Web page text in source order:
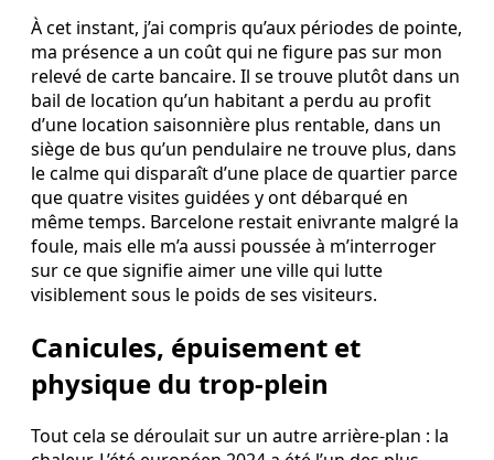
À cet instant, j’ai compris qu’aux périodes de pointe,
ma présence a un coût qui ne figure pas sur mon
relevé de carte bancaire. Il se trouve plutôt dans un
bail de location qu’un habitant a perdu au profit
d’une location saisonnière plus rentable, dans un
siège de bus qu’un pendulaire ne trouve plus, dans
le calme qui disparaît d’une place de quartier parce
que quatre visites guidées y ont débarqué en
même temps. Barcelone restait enivrante malgré la
foule, mais elle m’a aussi poussée à m’interroger
sur ce que signifie aimer une ville qui lutte
visiblement sous le poids de ses visiteurs.
Canicules, épuisement et
physique du trop-plein
Tout cela se déroulait sur un autre arrière-plan : la